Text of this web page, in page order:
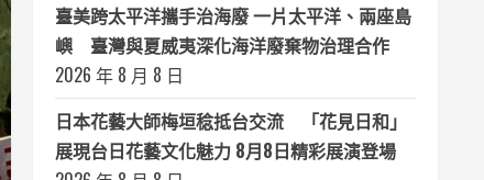
臺美跨太平洋攜手治海廢 一片太平洋、兩座島
嶼 臺灣與夏威夷深化海洋廢棄物治理合作
2026 年 8 月 8 日
日本花藝大師梅垣稔抵台交流 「花見日和」
展現台日花藝文化魅力 8月8日精彩展演登場